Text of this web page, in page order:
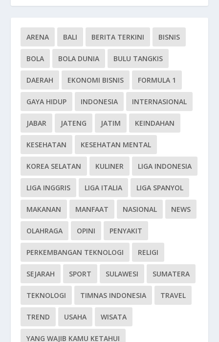
ARENA BALI BERITA TERKINI BISNIS
BOLA BOLA DUNIA BULU TANGKIS
DAERAH EKONOMI BISNIS FORMULA 1
GAYA HIDUP INDONESIA INTERNASIONAL
JABAR JATENG JATIM KEINDAHAN
KESEHATAN KESEHATAN MENTAL
KOREA SELATAN KULINER LIGA INDONESIA
LIGA INGGRIS LIGA ITALIA LIGA SPANYOL
MAKANAN MANFAAT NASIONAL NEWS
OLAHRAGA OPINI PENYAKIT
PERKEMBANGAN TEKNOLOGI RELIGI
SEJARAH SPORT SULAWESI SUMATERA
TEKNOLOGI TIMNAS INDONESIA TRAVEL
TREND USAHA WISATA
YANG WAJIB KAMU KETAHUI